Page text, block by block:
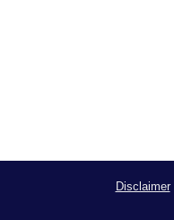
Disclaimer